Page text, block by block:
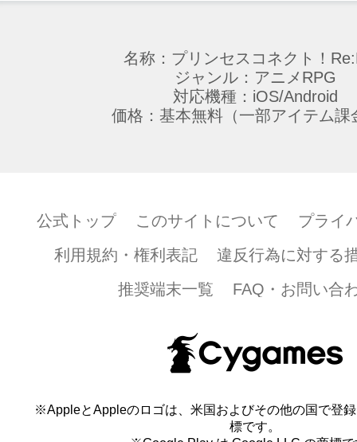
名称：プリンセスコネクト！
ジャンル：アニメRPG
対応機種：iOS/Android
価格：基本無料（一部アイテム課
公式トップ このサイトについて
プライ
利用規約・権利表記
違反行為に対する
推奨端末一覧
FAQ・お問い合
※AppleとAppleのロゴは、米国およびその他の国で登
標です。